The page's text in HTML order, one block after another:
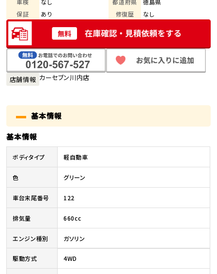
車検
なし 都道府県
徳島県
保証
あり 修復歴 なし
店舗情報 カーセブン川内店
基本情報
基本情報
ボディタイプ 軽自動車
色 グリーン
車台末尾番号 122
排気量 660cc
エンジン種別 ガソリン
駆動方式 4WD